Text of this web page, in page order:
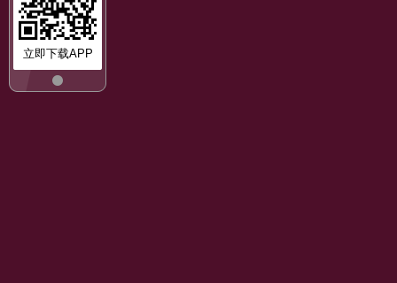
立即下载APP